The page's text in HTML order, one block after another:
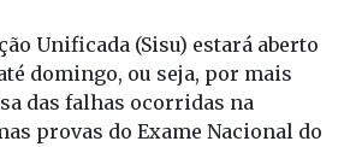
Unificada (Sisu) estará aberto
domingo, ou seja, por mais
das falhas ocorridas na
provas do Exame Nacional do